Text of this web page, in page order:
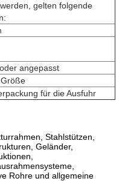
gelten folgende
angepasst
für die Ausfuhr
Stahlstützen,
Geländer,
Rohre und allgemeine